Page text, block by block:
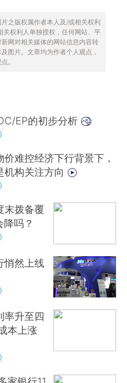
之版权属作者本人及/或相关权利
关权利人单独授权，任何网站、平
网对相关媒体的网站信息内容转
图片。文章均为作者个人观点，
。
EP的初步分析
难控经济下行背景下，
机构关注方向
末拨备覆
吗？
悄然上线
率升至四
本上涨